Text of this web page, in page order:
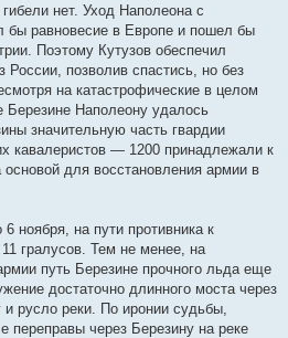
нет. Уход Наполеона с
бы равновесие в Европе и пошел бы
Поэтому Кутузов обеспечил
России, позволив спастись, но без
на катастрофические в целом
Березине Наполеону удалось
значительную часть гвардии
кавалеристов — 1200 принадлежали к
основой для восстановления армии в
ноября, на пути противника к
гралусов. Тем не менее, на
путь Березине прочного льда еще
достаточно длинного моста через
русло реки. По иронии судьбы,
переправы через Березину на реке